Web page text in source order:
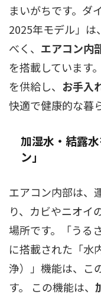
まいがちです。ダ
2025年モデル」は
べく、 エアコン内
を搭載しています
を供給し、 お手入
快適で健康的な暮
加湿水・結露
ン」
エアコン内部は、
り、カビやニオイ
場所です。「うる
に搭載された「水
浄）」機能は、こ
す。 この機能は、